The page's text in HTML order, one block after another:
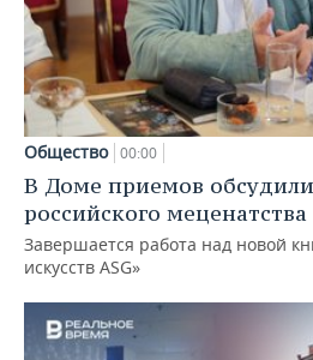
Общество 00:00
В Доме приемов
российского меценатства
Завершается работа над новой
искусств ASG»